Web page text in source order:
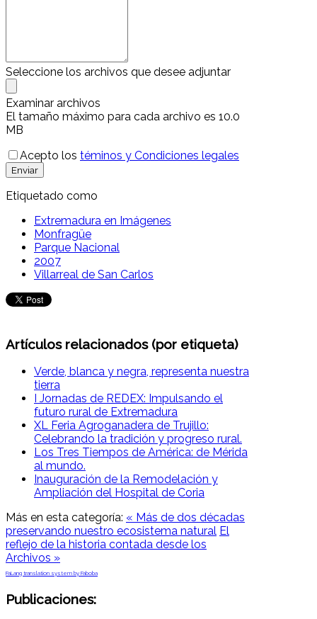
Seleccione los archivos que desee adjuntar
Examinar archivos
El tamaño máximo para cada archivo es 10.0
MB
Acepto los téminos y Condiciones legales
Enviar
Etiquetado como
Extremadura en Imágenes
Monfragüe
Parque Nacional
2007
Villarreal de San Carlos
Artículos relacionados (por etiqueta)
Verde, blanca y negra, representa nuestra
tierra
I Jornadas de REDEX: Impulsando el
futuro rural de Extremadura
XL Feria Agroganadera de Trujillo:
Celebrando la tradición y progreso rural.
Los Tres Tiempos de América: de Mérida
al mundo.
Inauguración de la Remodelación y
Ampliación del Hospital de Coria
Más en esta categoría: « Más de dos décadas
preservando nuestro ecosistema natural El
reflejo de la historia contada desde los
Archivos »
FaLang translation system by Faboba
Publicaciones: